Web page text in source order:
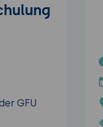
GFU